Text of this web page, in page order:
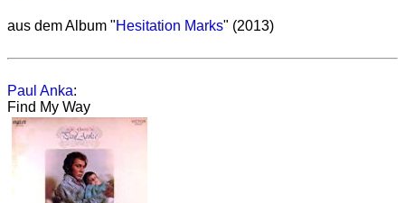
aus dem Album "Hesitation Marks" (2013)
Paul Anka:
Find My Way